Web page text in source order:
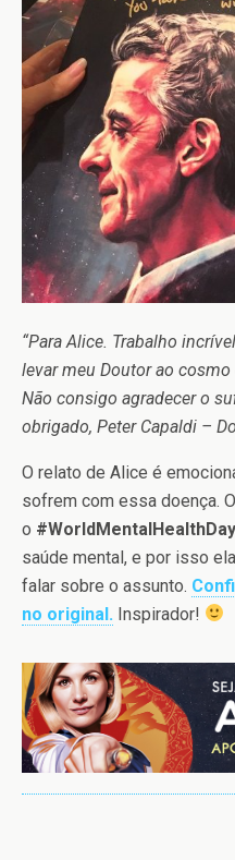
“Para Alice. Trabalho
levar meu Doutor ao
Não consigo agradecer o
obrigado, Peter Capaldi –
O relato de Alice é
sofrem com essa doença.
o #WorldMentalHealthDay
saúde mental, e por isso
falar sobre o assunto.
no original. Inspirador!